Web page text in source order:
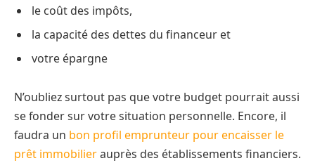
le coût des impôts,
la capacité des dettes du financeur et
votre épargne
N’oubliez surtout pas que votre budget pourrait aussi
se fonder sur votre situation personnelle. Encore, il
faudra un bon profil emprunteur pour encaisser le
prêt immobilierauprès des établissements financiers.